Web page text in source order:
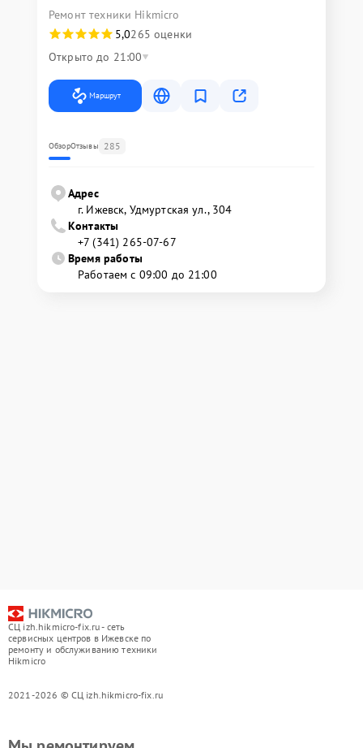
Ремонт техники Hikmicro
5,0265 оценки
Открыто до 21:00
Маршрут
ОбзорОтзывы 285
Адрес
г. Ижевск, Удмуртская ул., 304
Контакты
+7 (341) 265-07-67
Время работы
Работаем с 09:00 до 21:00
СЦ izh.hikmicro-fix.ru - сеть
сервисных центров в Ижевске по
ремонту и обслуживанию техники
Hikmicro
2021-2026 © СЦ izh.hikmicro-fix.ru